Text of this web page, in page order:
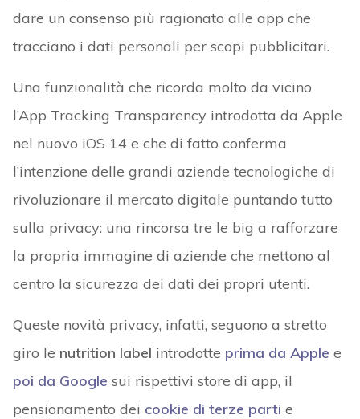
dare un consenso più ragionato alle app che
tracciano i dati personali per scopi pubblicitari.
Una funzionalità che ricorda molto da vicino
l’App Tracking Transparency introdotta da Apple
nel nuovo iOS 14 e che di fatto conferma
l’intenzione delle grandi aziende tecnologiche di
rivoluzionare il mercato digitale puntando tutto
sulla privacy: una rincorsa tre le big a rafforzare
la propria immagine di aziende che mettono al
centro la sicurezza dei dati dei propri utenti.
Queste novità privacy, infatti, seguono a stretto
giro le nutrition label introdotte prima da Apple e
poi da Google sui rispettivi store di app, il
pensionamento dei cookie di terze parti e